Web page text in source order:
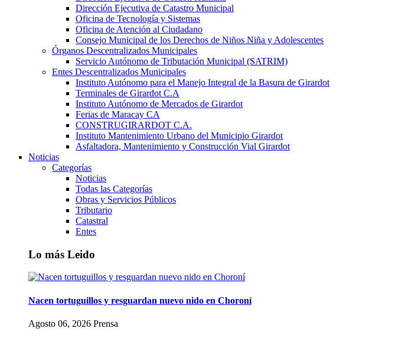
Dirección Ejecutiva de Catastro Municipal
Oficina de Tecnología y Sistemas
Oficina de Atención al Ciudadano
Consejo Municipal de los Derechos de Niños Niña y Adolescentes
Órganos Descentralizados Municipales
Servicio Autónomo de Tributación Municipal (SATRIM)
Entes Descentralizados Municipales
Instituto Autónomo para el Manejo Integral de la Basura de Girardot
Terminales de Girardot C.A
Instituto Autónomo de Mercados de Girardot
Ferias de Maracay CA
CONSTRUGIRARDOT C.A.
Instituto Mantenimiento Urbano del Municipio Girardot
Asfaltadora, Mantenimiento y Construcción Vial Girardot
Noticias
Categorías
Noticias
Todas las Categorías
Obras y Servicios Públicos
Tributario
Catastral
Entes
Lo más Leido
Nacen tortuguillos y resguardan nuevo nido en Choroní
Agosto 06, 2026 Prensa